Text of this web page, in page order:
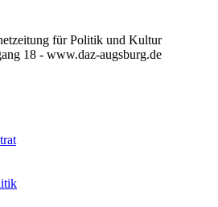
für Politik und Kultur
18 - www.daz-augsburg.de